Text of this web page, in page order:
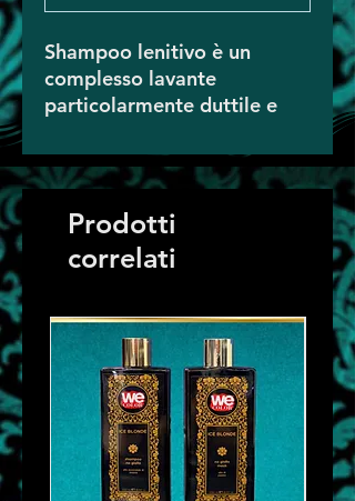
Shampoo lenitivo è un
complesso lavante
particolarmente duttile e
Con il suo utilizzo vengono
mantenuti inalterati gli
equilibri di cute e capelli,
lasciandoli morbidi e
lucenti.
capelli ancora asciutti,
cospargere la quantità
necessaria di prodotto
direttamente sulla cute .
Attendere alcuni minuti.
aggiungere poca acqua e
emulsionare delicatamente
Prodotti
correlati